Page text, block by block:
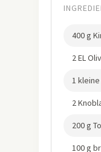
400 g
2 EL
1
2
200 g
100 g